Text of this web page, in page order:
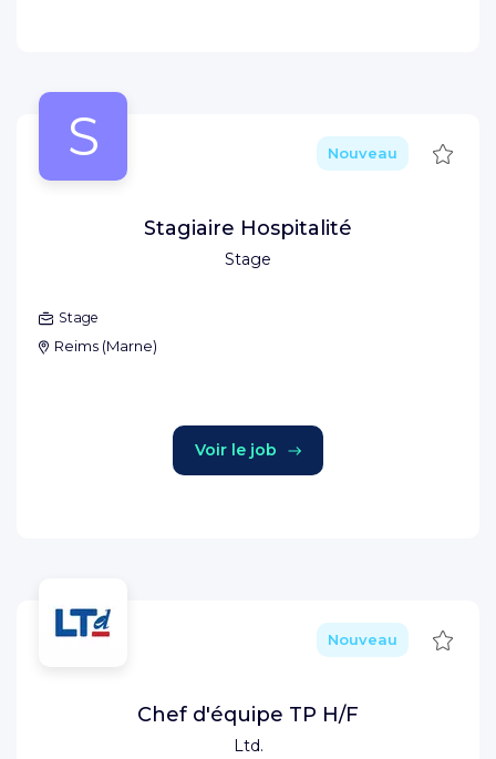
S
Stage
Nouveau
Stagiaire Hospitalité
Stage
Reims (Marne)
Voir le job
Ltd.
Nouveau
Chef d'équipe TP H/F